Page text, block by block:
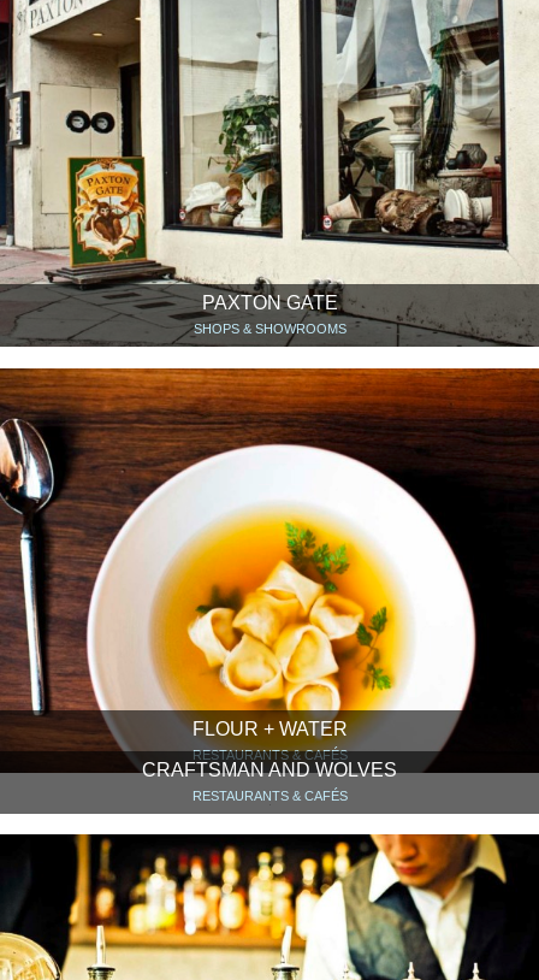
PAXTON GATE
SHOPS & SHOWROOMS
FLOUR + WATER
RESTAURANTS & CAFÉS
CRAFTSMAN AND WOLVES
RESTAURANTS & CAFÉS